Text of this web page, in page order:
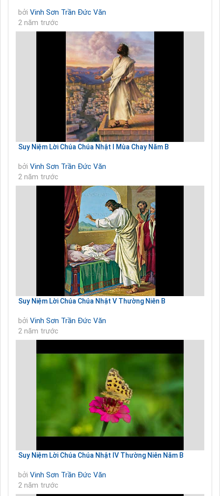
bởi Vinh Sơn Trần Đức Văn
2 năm trước
Suy Niệm Lời Chúa Chúa Nhật I Mùa Chay Năm B
bởi Vinh Sơn Trần Đức Văn
2 năm trước
Suy Niệm Lời Chúa Chúa Nhật V Thường Niên B
bởi Vinh Sơn Trần Đức Văn
2 năm trước
Suy Niệm Lời Chúa Chúa Nhật IV Thường Niên Năm B
bởi Vinh Sơn Trần Đức Văn
2 năm trước